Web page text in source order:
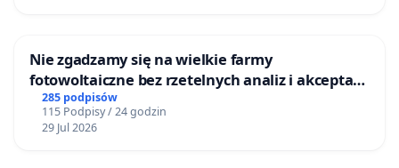
Nie zgadzamy się na wielkie farmy
fotowoltaiczne bez rzetelnych analiz i akceptacji
mieszkańców
285 podpisów
115 Podpisy / 24 godzin
29 Jul 2026